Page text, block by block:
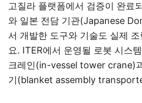
고질라 플랫폼에서 검증이 완료
와 일본 전담 기관(Japanese
서 개발한 도구와 기술도 실제
요. ITER에서 운영될 로봇 시스
크레인(in-vessel tower crane)
기(blanket assembly